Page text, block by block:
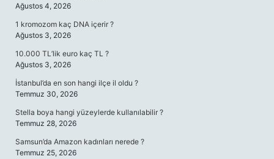
Ağustos 4, 2026
1 kromozom kaç DNA içerir ?
Ağustos 3, 2026
10.000 TL’lik euro kaç TL ?
Ağustos 3, 2026
İstanbul’da en son hangi ilçe il oldu ?
Temmuz 30, 2026
Stella boya hangi yüzeylerde kullanılabilir ?
Temmuz 28, 2026
Samsun’da Amazon kadınları nerede ?
Temmuz 25, 2026